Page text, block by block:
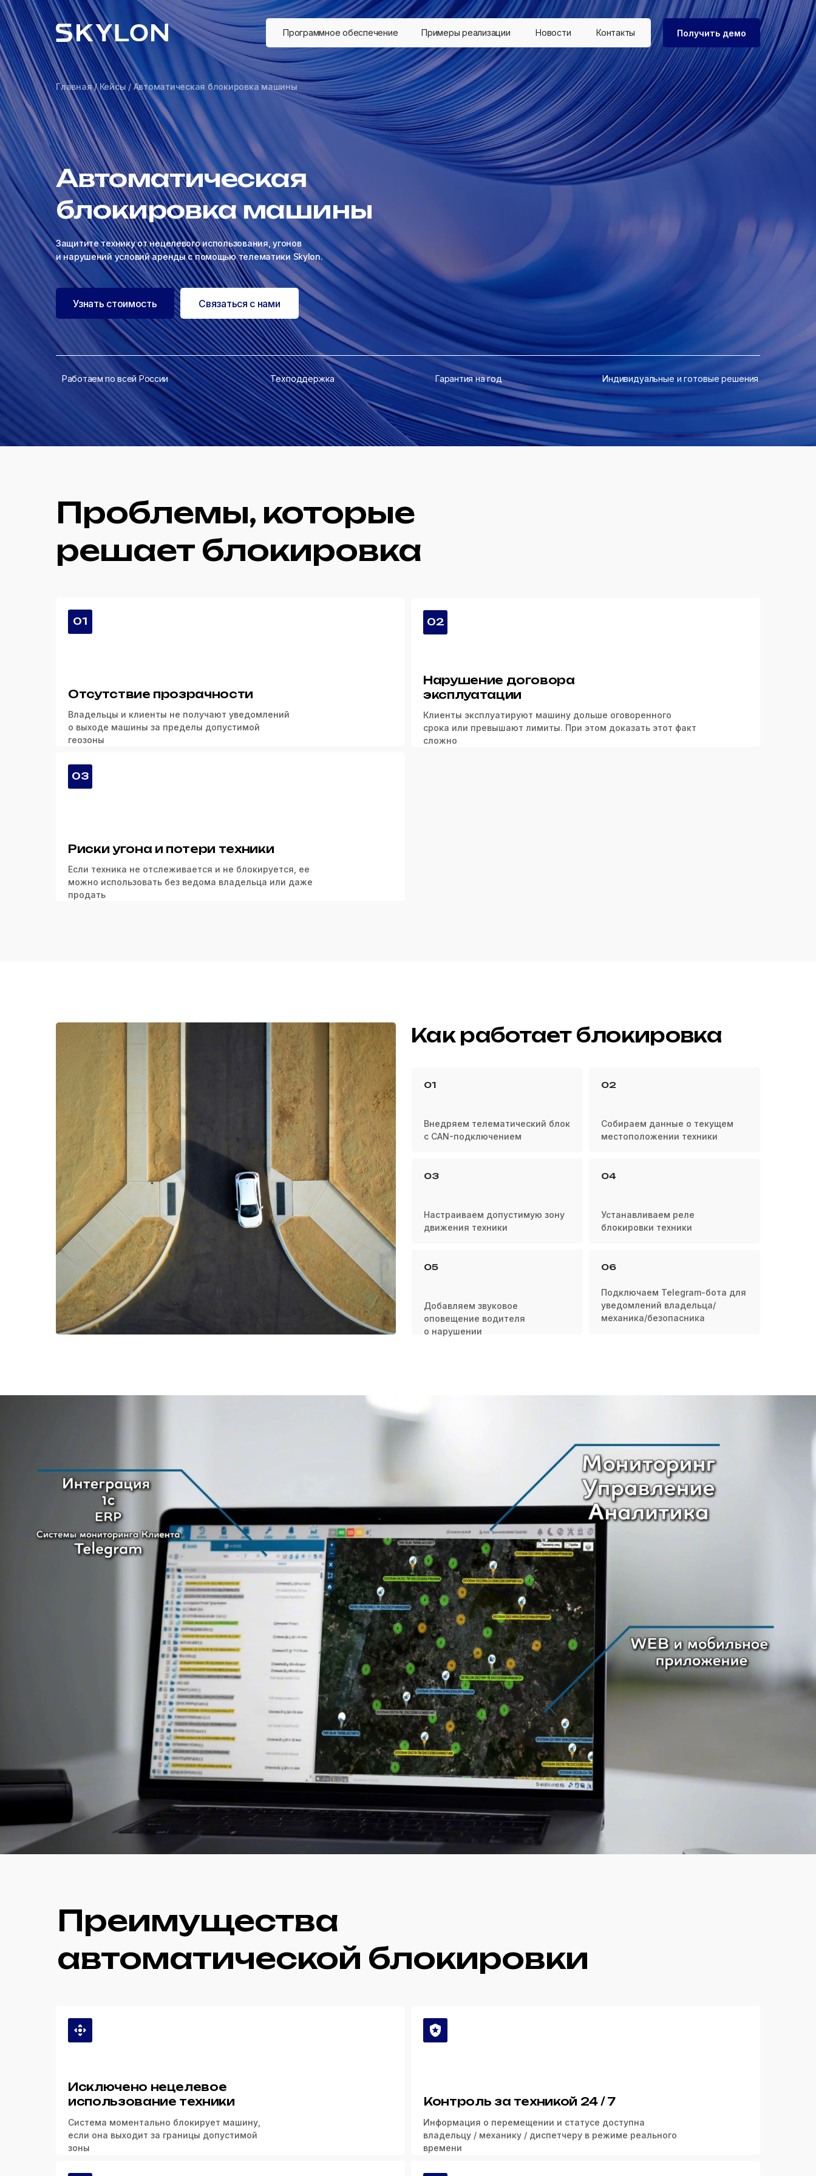
Получить демо
Контакты
Новости
Примеры реализации
Программное обеспечение
Связаться с нами
Узнать стоимость
Защитите технику от нецелевого использования, угонов
и нарушений условий аренды с помощью телематики Skylon.
Работаем по всей России Техподдержка Гарантия на год Индивидуальные и готовые решения
Главная/Кейсы/ Автоматическая блокировка машины
Автоматическая
блокировка машины
Проблемы, которые
решает блокировка
Клиенты эксплуатируют машину дольше оговоренного
срока или превышают лимиты. При этом доказать этот факт
сложно
Нарушение договора
эксплуатации
Риски угона и потери техники
Если техника не отслеживается и не блокируется, ее
можно использовать без ведома владельца или даже
продать
Отсутствие прозрачности
Владельцы и клиенты не получают уведомлений
о выходе машины за пределы допустимой
геозоны
02
03
01
Как работает блокировка
06
05
03 04
01 02
Устанавливаем реле
блокировки техники
Настраиваем допустимую зону
движения техники
Подключаем Telegram-бота для
уведомлений владельца/
механика/безопасника
Добавляем звуковое
оповещение водителя
о нарушении
Внедряем телематический блок
с CAN-подключением
Собираем данные о текущем
местоположении техники
Система моментально блокирует машину,
если она выходит за границы допустимой
зоны
Исключено нецелевое
использование техники
Контроль за техникой 24 / 7
Информация о перемещении и статусе доступна
владельцу / механику / диспетчеру в режиме реального
времени
Преимущества
автоматической блокировки